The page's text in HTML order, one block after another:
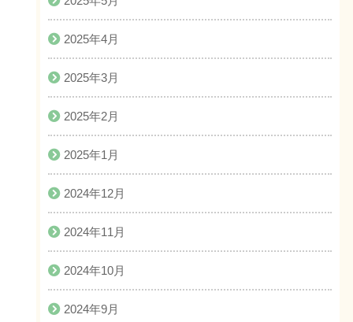
2025年4月
2025年3月
2025年2月
2025年1月
2024年12月
2024年11月
2024年10月
2024年9月